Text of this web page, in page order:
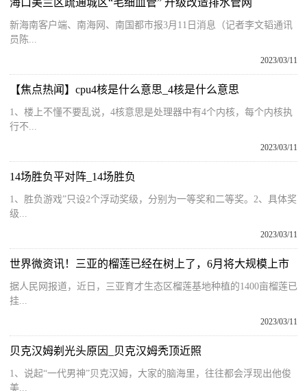
海口美兰区疏通城区“毛细血管” 升级改造排水管网
新海南客户端、南海网、南国都市报3月11日消息（记者李文韬通讯
员陈...
2023/03/11
【焦点热闻】cpu4核是什么意思_4核是什么意思
1、楼上不懂不要乱说，4核意思是处理器中有4个内核，每个内核执
行不...
2023/03/11
14场胜负平对阵_14场胜负
1、胜负游戏”只设2个浮动奖级，分别为一等奖和二等奖。2、具体奖
级...
2023/03/11
世界微资讯！三亚的榴莲已经在树上了，6月将大规模上市
据人民网报道，近日，三亚育才生态区榴莲基地种植的1400亩榴莲已
挂...
2023/03/11
贝克汉姆剃光头原因_贝克汉姆秃顶近照
1、说起“一代男神”贝克汉姆，大家的脑海里，往往都会浮现出他俊
美...